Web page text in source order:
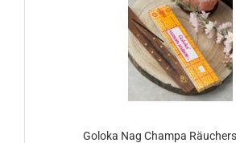
Goloka Nag Champa